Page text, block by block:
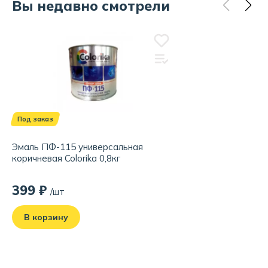
Вы недавно смотрели
Под заказ
Эмаль ПФ-115 универсальная
коричневая Colorika 0,8кг
399 ₽ /шт
В корзину